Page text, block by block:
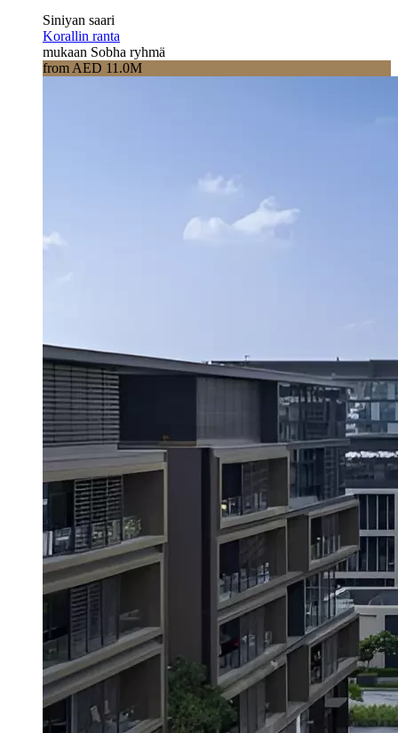
Siniyan saari
Korallin ranta
mukaan Sobha ryhmä
from AED 11.0M